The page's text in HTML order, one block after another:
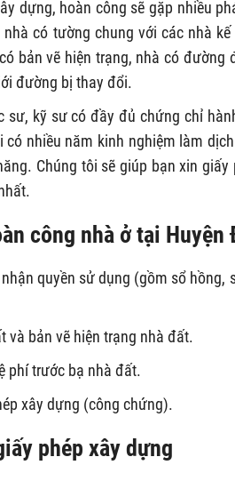
dựng, hoàn công sẽ gặp nhiều
có tường chung với các nhà
bản vẽ hiện trạng, nhà có
đường bị thay đổi.
sư, kỹ sư có đầy đủ chứng chỉ
có nhiều năm kinh nghiệm làm
Chúng tôi sẽ giúp bạn xin
công nhà ở tại Huyện
quyền sử dụng (gồm sổ
và bản vẽ hiện trạng nhà đất.
phí trước bạ nhà đất.
xây dựng (công chứng).
phép xây dựng